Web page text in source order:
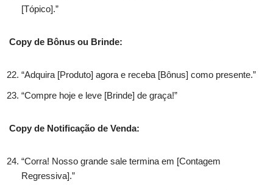
[Tópico].”
Copy de Bônus ou Brinde:
“Adquira [Produto] agora e receba [Bônus] como presente.”
“Compre hoje e leve [Brinde] de graça!”
Copy de Notificação de Venda:
“Corra! Nosso grande sale termina em [Contagem
Regressiva].”